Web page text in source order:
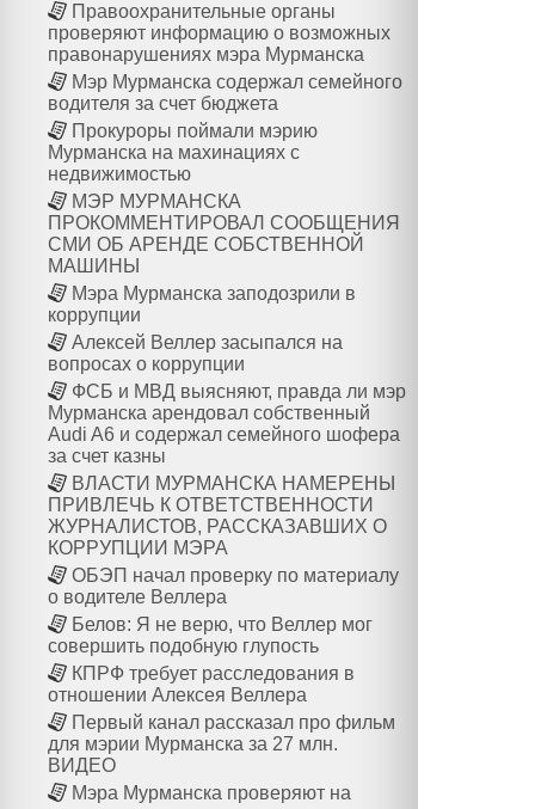
Правоохранительные органы
проверяют информацию о возможных
правонарушениях мэра Мурманска
Мэр Мурманска содержал семейного
водителя за счет бюджета
Прокуроры поймали мэрию
Мурманска на махинациях с
недвижимостью
МЭР МУРМАНСКА
ПРОКОММЕНТИРОВАЛ СООБЩЕНИЯ
СМИ ОБ АРЕНДЕ СОБСТВЕННОЙ
МАШИНЫ
Мэра Мурманска заподозрили в
коррупции
Алексей Веллер засыпался на
вопросах о коррупции
ФСБ и МВД выясняют, правда ли мэр
Мурманска арендовал собственный
Audi A6 и содержал семейного шофера
за счет казны
ВЛАСТИ МУРМАНСКА НАМЕРЕНЫ
ПРИВЛЕЧЬ К ОТВЕТСТВЕННОСТИ
ЖУРНАЛИСТОВ, РАССКАЗАВШИХ О
КОРРУПЦИИ МЭРА
ОБЭП начал проверку по материалу
о водителе Веллера
Белов: Я не верю, что Веллер мог
совершить подобную глупость
КПРФ требует расследования в
отношении Алексея Веллера
Первый канал рассказал про фильм
для мэрии Мурманска за 27 млн.
ВИДЕО
Мэра Мурманска проверяют на